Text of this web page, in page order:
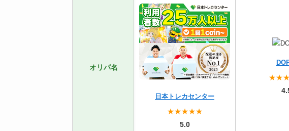
オリパ名
日本トレカセンター
★★★★★
5.0